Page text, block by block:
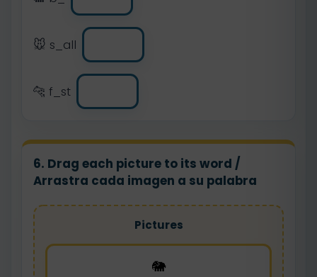
🐭 s_all
🐆 f_st
6. Drag each picture to its word /
Arrastra cada imagen a su palabra
Pictures
🐘